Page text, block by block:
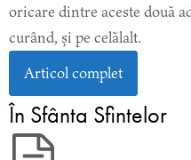
oricare dintre aceste două
curând, și pe celălalt.
Articol complet
În Sfânta Sfintelor